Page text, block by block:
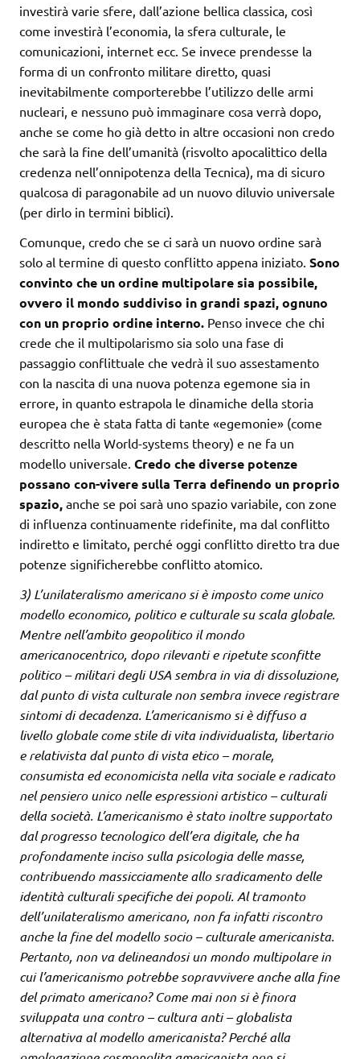
investirà varie sfere, dall’azione bellica classica, così
come investirà l’economia, la sfera culturale, le
comunicazioni, internet ecc. Se invece prendesse la
forma di un confronto militare diretto, quasi
inevitabilmente comporterebbe l’utilizzo delle armi
nucleari, e nessuno può immaginare cosa verrà dopo,
anche se come ho già detto in altre occasioni non credo
che sarà la fine dell’umanità (risvolto apocalittico della
credenza nell’onnipotenza della Tecnica), ma di sicuro
qualcosa di paragonabile ad un nuovo diluvio universale
(per dirlo in termini biblici).
Comunque, credo che se ci sarà un nuovo ordine sarà
solo al termine di questo conflitto appena iniziato. Sono
convinto che un ordine multipolare sia possibile,
ovvero il mondo suddiviso in grandi spazi, ognuno
con un proprio ordine interno. Penso invece che chi
crede che il multipolarismo sia solo una fase di
passaggio conflittuale che vedrà il suo assestamento
con la nascita di una nuova potenza egemone sia in
errore, in quanto estrapola le dinamiche della storia
europea che è stata fatta di tante «egemonie» (come
descritto nella World-systems theory) e ne fa un
modello universale. Credo che diverse potenze
possano con-vivere sulla Terra definendo un proprio
spazio, anche se poi sarà uno spazio variabile, con zone
di influenza continuamente ridefinite, ma dal conflitto
indiretto e limitato, perché oggi conflitto diretto tra due
potenze significherebbe conflitto atomico.
3) L’unilateralismo americano si è imposto come unico
modello economico, politico e culturale su scala globale.
Mentre nell’ambito geopolitico il mondo
americanocentrico, dopo rilevanti e ripetute sconfitte
politico – militari degli USA sembra in via di dissoluzione,
dal punto di vista culturale non sembra invece registrare
sintomi di decadenza. L’americanismo si è diffuso a
livello globale come stile di vita individualista, libertario
e relativista dal punto di vista etico – morale,
consumista ed economicista nella vita sociale e radicato
nel pensiero unico nelle espressioni artistico – culturali
della società. L’americanismo è stato inoltre supportato
dal progresso tecnologico dell’era digitale, che ha
profondamente inciso sulla psicologia delle masse,
contribuendo massicciamente allo sradicamento delle
identità culturali specifiche dei popoli. Al tramonto
dell’unilateralismo americano, non fa infatti riscontro
anche la fine del modello socio – culturale americanista.
Pertanto, non va delineandosi un mondo multipolare in
cui l’americanismo potrebbe sopravvivere anche alla fine
del primato americano? Come mai non si è finora
sviluppata una contro – cultura anti – globalista
alternativa al modello americanista? Perché alla